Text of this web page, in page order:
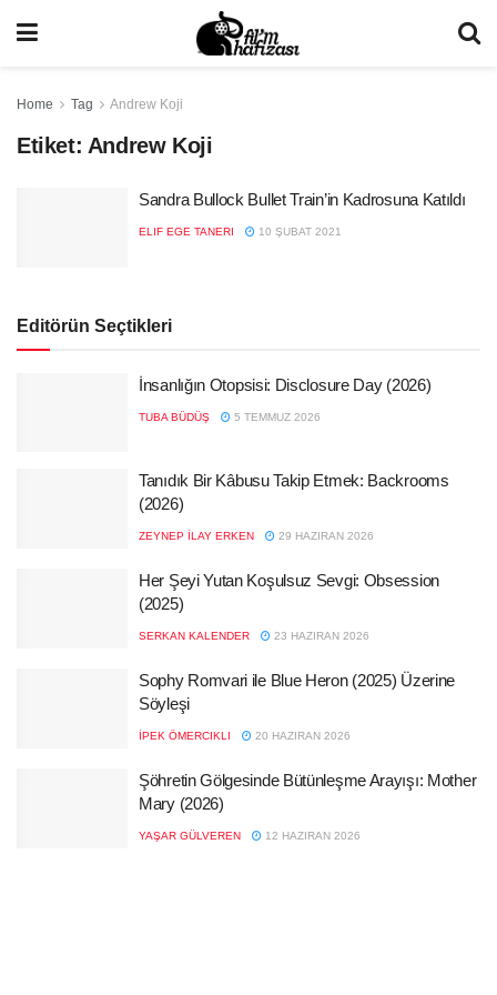
Home Tag Andrew Koji
Etiket: Andrew Koji
Sandra Bullock Bullet Train’in Kadrosuna Katıldı
ELIF EGE TANERI 10 ŞUBAT 2021
Editörün Seçtikleri
İnsanlığın Otopsisi: Disclosure Day (2026)
TUBA BÜDÜŞ 5 TEMMUZ 2026
Tanıdık Bir Kâbusu Takip Etmek: Backrooms
(2026)
ZEYNEP İLAY ERKEN 29 HAZIRAN 2026
Her Şeyi Yutan Koşulsuz Sevgi: Obsession
(2025)
SERKAN KALENDER 23 HAZIRAN 2026
Sophy Romvari ile Blue Heron (2025) Üzerine
Söyleşi
İPEK ÖMERCIKLI 20 HAZIRAN 2026
Şöhretin Gölgesinde Bütünleşme Arayışı: Mother
Mary (2026)
YAŞAR GÜLVEREN 12 HAZIRAN 2026